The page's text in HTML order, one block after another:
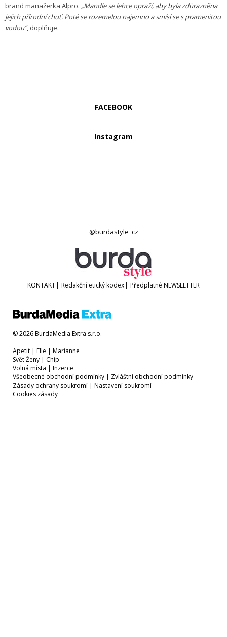
brand manažerka Alpro. „Mandle se lehce opraží, aby byla zdůrazněna
jejich přírodní chuť. Poté se rozemelou najemno a smísí se s pramenitou
vodou“, doplňuje.
FACEBOOK
Instagram
@burdastyle_cz
KONTAKT| Redakční etický kodex| Předplatné NEWSLETTER
© 2026 BurdaMedia Extra s.r.o.
Apetit | Elle | Marianne
Svět Ženy | Chip
Volná místa | Inzerce
Všeobecné obchodní podmínky | Zvláštní obchodní podmínky
Zásady ochrany soukromí | Nastavení soukromí
Cookies zásady